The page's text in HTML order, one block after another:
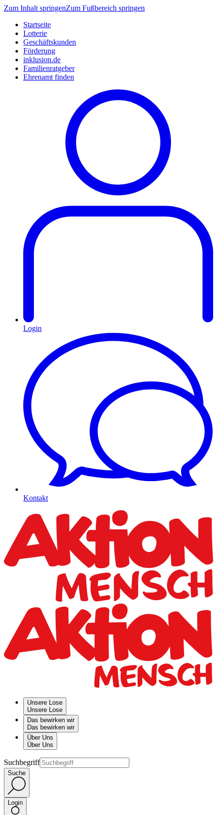
Zum Inhalt springenZum Fußbereich springen
Startseite
Lotterie
Geschäftskunden
Förderung
inklusion.de
Familienratgeber
Ehrenamt finden
Login
Kontakt
Unsere Lose
Unsere Lose
Das bewirken wir
Das bewirken wir
Über Uns
Über Uns
Suchbegriff
Suche
Login